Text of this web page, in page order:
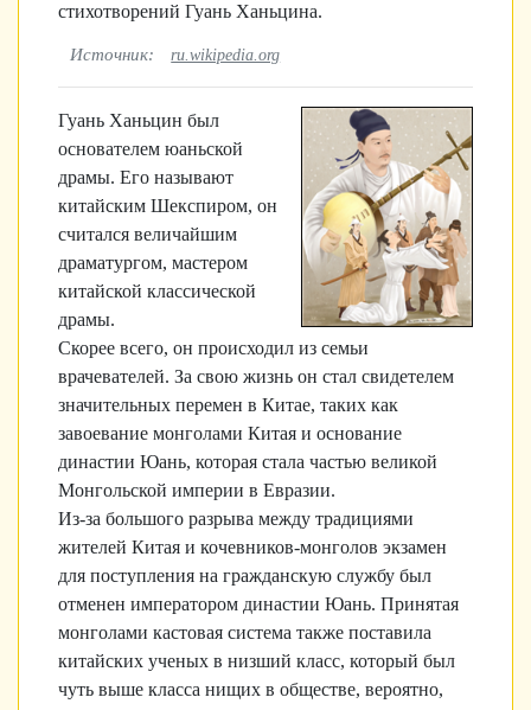
стихотворений Гуань Ханьцина.
Источник: ru.wikipedia.org
Гуань Ханьцин был
основателем юаньской
драмы. Его называют
китайским Шекспиром, он
считался величайшим
драматургом, мастером
китайской классической
драмы.
Скорее всего, он происходил из семьи
врачевателей. За свою жизнь он стал свидетелем
значительных перемен в Китае, таких как
завоевание монголами Китая и основание
династии Юань, которая стала частью великой
Монгольской империи в Евразии.
Из-за большого разрыва между традициями
жителей Китая и кочевников-монголов экзамен
для поступления на гражданскую службу был
отменен императором династии Юань. Принятая
монголами кастовая система также поставила
китайских ученых в низший класс, который был
чуть выше класса нищих в обществе, вероятно,